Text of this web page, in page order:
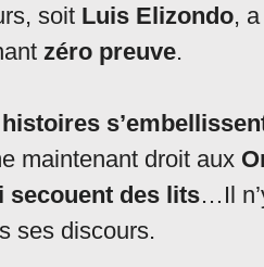
soit Luis Elizondo,
zéro preuve.
maintenant droit aux
secouent des lits…Il
ses discours.